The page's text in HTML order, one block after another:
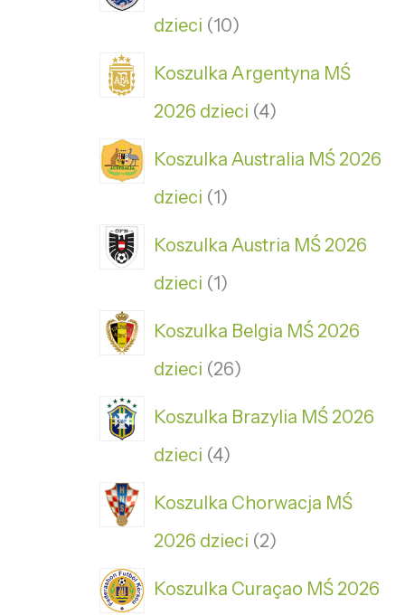
dzieci 10
Koszulka Argentyna MŚ
2026 dzieci 4
Koszulka Australia MŚ 2026
dzieci 1
Koszulka Austria MŚ 2026
dzieci 1
Koszulka Belgia MŚ 2026
dzieci 26
Koszulka Brazylia MŚ 2026
dzieci 4
Koszulka Chorwacja MŚ
2026 dzieci 2
Koszulka Curaçao MŚ 2026